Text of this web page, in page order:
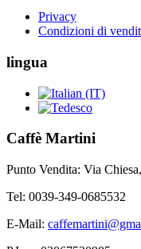
Privacy
Condizioni di
lingua
Caffè Martini
Punto Vendita: Via
Tel: 0039-349-0685532
E-Mail: